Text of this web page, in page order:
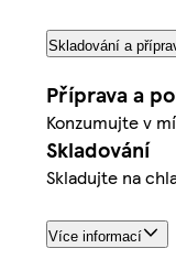
Skladování a
Příprava a
Konzumujte v
Skladování
Skladujte na
Více informací